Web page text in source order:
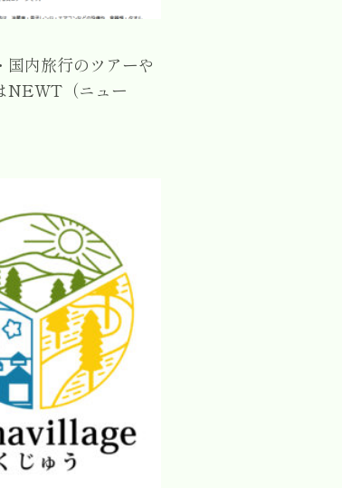
国内旅行のツアーや
NEWT（ニュー